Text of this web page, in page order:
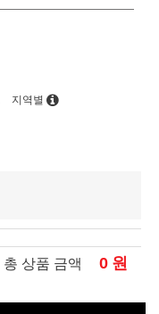
지역별
총 상품 금액 0 원